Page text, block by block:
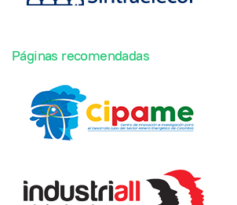
Páginas recomendadas